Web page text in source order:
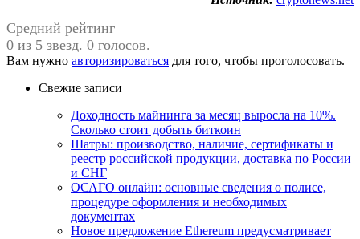
Средний рейтинг
0 из 5 звезд. 0 голосов.
Вам нужно авторизироваться для того, чтобы проголосовать.
Свежие записи
Доходность майнинга за месяц выросла на 10%.
Сколько стоит добыть биткоин
Шатры: производство, наличие, сертификаты и
реестр российской продукции, доставка по России
и СНГ
ОСАГО онлайн: основные сведения о полисе,
процедуре оформления и необходимых
документах
Новое предложение Ethereum предусматривает